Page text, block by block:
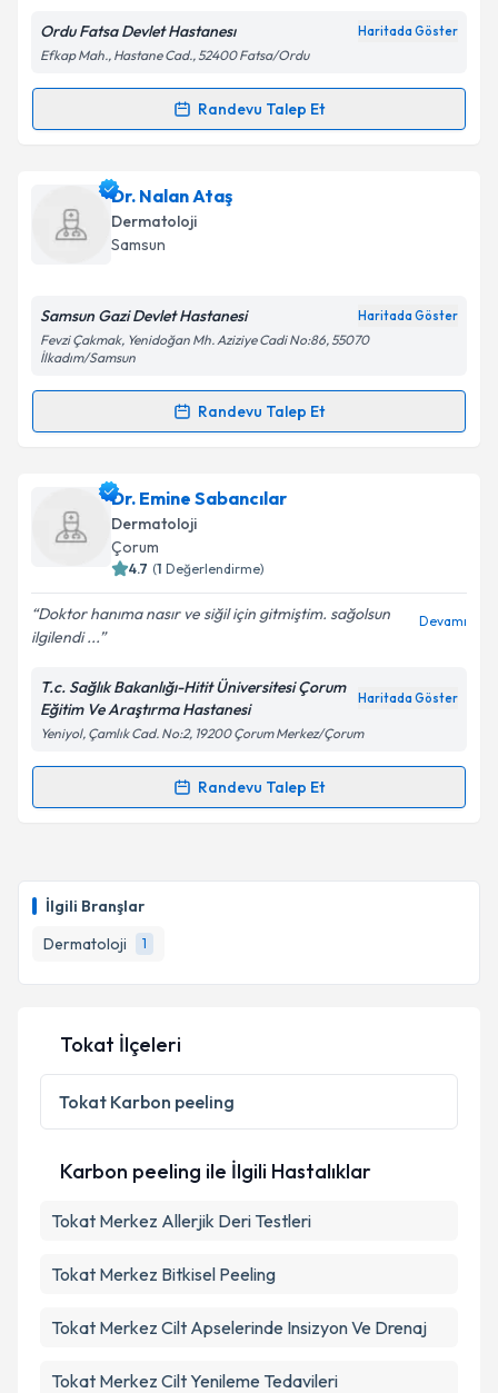
İlgili Branşlar
Dermatoloji
1
Kişisel verilerimin işlenmesine ilişkin
kapsamda işlenmesini kabul ediyorum.
Ordu Fatsa Devlet Hastanesı Haritada Göster
Efkap Mah., Hastane Cad., 52400 Fatsa/Ordu
Randevu Talep Et
Randevu Takvimi Talebi
Ass. Dr. Halit Tekiniçin randevu takvimi talebi
oluşturun. Size bu uzmandan randevu almanız için bir
takvim hazırlandığında e-posta ile bilgilendireceğiz.
Kişisel verilerimin işlenmesine ilişkinAydınlatma
'ni okudum ve kişisel verilerimin belirtilen
kapsamda işlenmesini kabul ediyorum.
Takvim Talebini Gönder
Dr. Nalan Ataş
Dermatoloji
Samsun
Samsun Gazi Devlet Hastanesi Haritada Göster
Fevzi Çakmak, Yenidoğan Mh. Aziziye Cadi No:86, 55070
İlkadım/Samsun
Randevu Talep Et
Randevu Takvimi Talebi
Dr. Nalan Ataşiçin randevu takvimi talebi oluşturun.
Size bu uzmandan randevu almanız için bir takvim
hazırlandığında e-posta ile bilgilendireceğiz.
Kişisel verilerimin işlenmesine ilişkin Aydınlatma
Metni'ni okudum ve kişisel verilerimin belirtilen
kapsamda işlenmesini kabul ediyorum.
Takvim Talebini Gönder
Dr. Emine Sabancılar
Dermatoloji
Çorum
4.7 (1 Değerlendirme)
Doktor hanıma nasır ve siğil için gitmiştim. sağolsun
ilgilendi ...
Devamı
T.c. Sağlık Bakanlığı-Hitit Üniversitesi Çorum
Eğitim Ve Araştırma Hastanesi
Haritada Göster
Yeniyol, Çamlık Cad. No:2, 19200 Çorum Merkez/Çorum
Randevu Talep Et
Randevu Takvimi Talebi
takvim hazırlandığında e-posta ile bilgilendireceğiz.
E-posta Adresiniz
Kişisel verilerimin işlenmesine ilişkinAydınlatma
Metni
'ni okudum ve kişisel verilerimin belirtilen
kapsamda işlenmesini kabul ediyorum.
Takvim Talebini Gönder
Tokat İlçeleri
Tokat Karbon peeling
Karbon peeling ile İlgili Hastalıklar
Tokat Merkez Allerjik Deri Testleri
Tokat Merkez Bitkisel Peeling
Tokat Merkez Cilt Apselerinde Insizyon Ve Drenaj
Tokat Merkez Cilt Yenileme Tedavileri